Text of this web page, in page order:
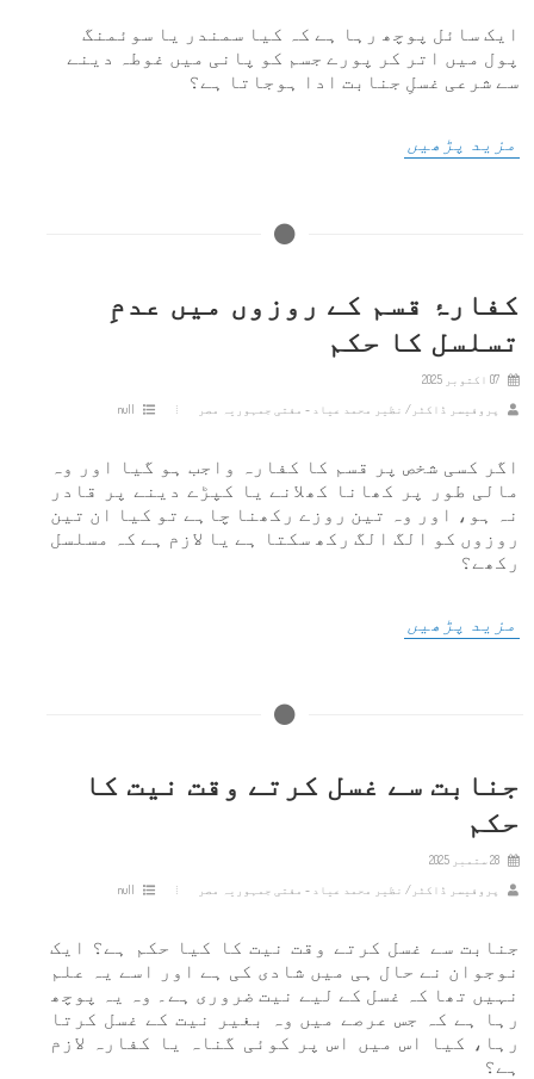
ایک سائل پوچھ رہا ہے کہ کیا سمندر یا سوئمنگ
پول میں اتر کر پورے جسم کو پانی میں غوطہ دینے
سے شرعی غسلِ جنابت ادا ہوجاتا ہے؟
مزید پڑھیں
کفارۂ قسم کے روزوں میں عدمِ
تسلسل کا حکم
پروفیسر ڈاکٹر/ نظیر محمد عیاد - مفتی جمہوریہ مصر
اگر کسی شخص پر قسم کا کفارہ واجب ہو گیا اور وہ
مالی طور پر کھانا کھلانے یا کپڑے دینے پر قادر
نہ ہو، اور وہ تین روزے رکھنا چاہے تو کیا ان تین
روزوں کو الگ الگ رکھ سکتا ہے یا لازم ہے کہ مسلسل
رکھے؟
مزید پڑھیں
جنابت سے غسل کرتے وقت نیت کا
حکم
پروفیسر ڈاکٹر/ نظیر محمد عیاد - مفتی جمہوریہ مصر
جنابت سے غسل کرتے وقت نیت کا کیا حکم ہے؟ ایک
نوجوان نے حال ہی میں شادی کی ہے اور اسے یہ علم
نہیں تھا کہ غسل کے لیے نیت ضروری ہے۔ وہ یہ پوچھ
رہا ہے کہ جس عرصے میں وہ بغیر نیت کے غسل کرتا
رہا، کیا اس میں اس پر کوئی گناہ یا کفارہ لازم
ہے؟